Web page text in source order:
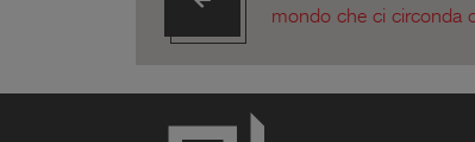
mondo che ci circonda